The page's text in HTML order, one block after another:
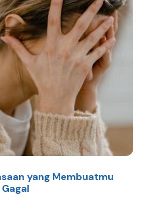
yang Membuatmu